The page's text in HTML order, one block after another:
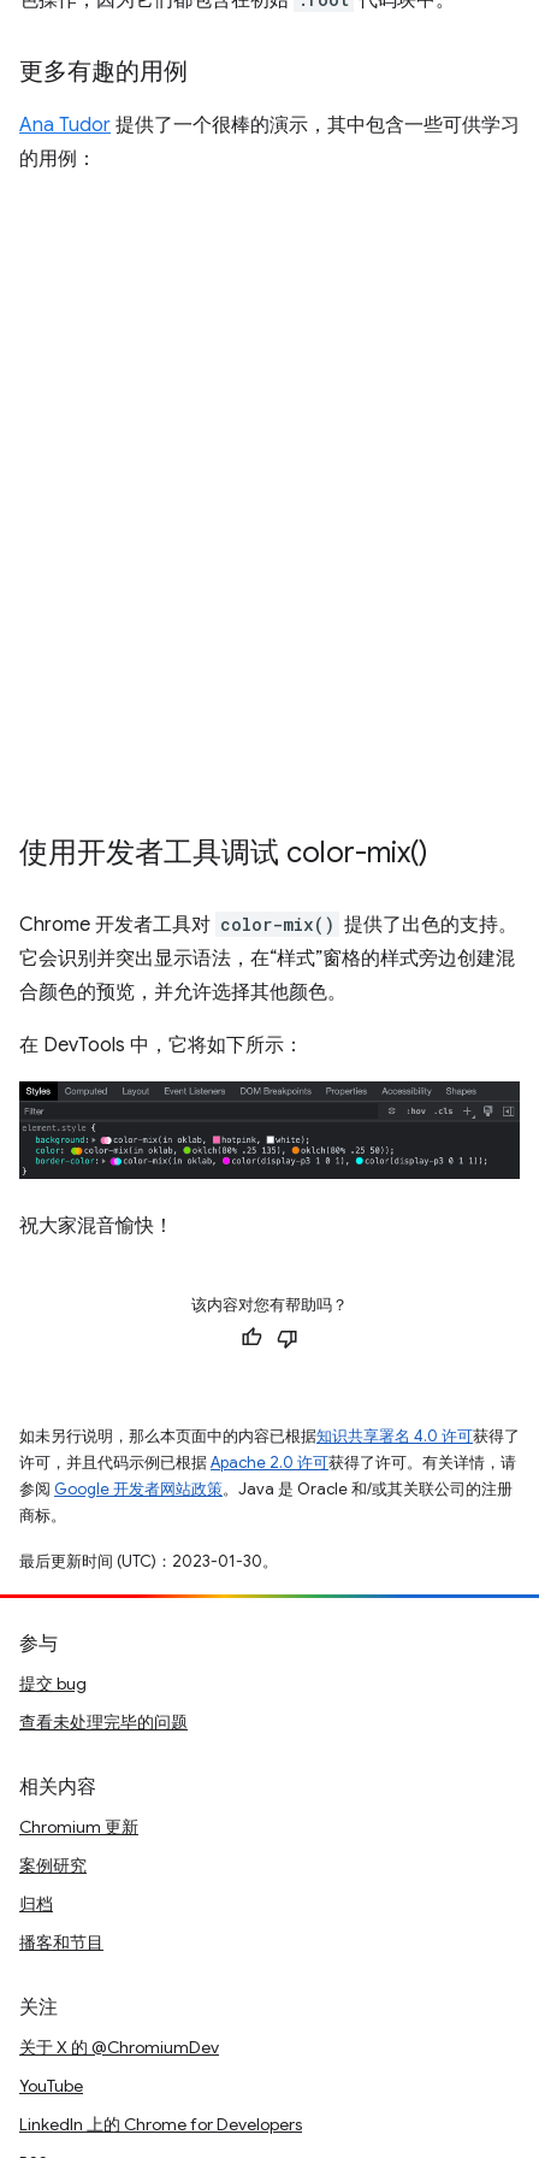
更多有趣的用例
Ana Tudor 提供了一个很棒的演示，其中包含一些可供学习
的用例：
使用开发者工具调试 color-mix()
Chrome 开发者工具对 color-mix() 提供了出色的支持。
它会识别并突出显示语法，在“样式”窗格的样式旁边创建混
合颜色的预览，并允许选择其他颜色。
在 DevTools 中，它将如下所示：
祝大家混音愉快！
该内容对您有帮助吗？
如未另行说明，那么本页面中的内容已根据知识共享署名 4.0 许可获得了
许可，并且代码示例已根据Apache 2.0 许可获得了许可。有关详情，请
参阅 Google 开发者网站政策。Java 是 Oracle 和/或其关联公司的注册
商标。
最后更新时间 (UTC)：2023-01-30。
参与
提交 bug
查看未处理完毕的问题
相关内容
Chromium 更新
案例研究
归档
播客和节目
关注
关于 X 的 @ChromiumDev
YouTube
LinkedIn 上的 Chrome for Developers